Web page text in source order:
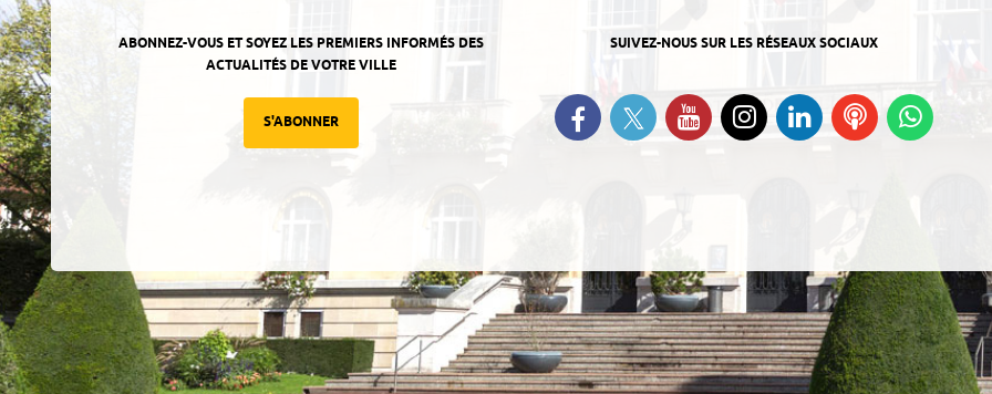
ABONNEZ-VOUS ET SOYEZ LES PREMIERS INFORMÉS DES
ACTUALITÉS DE VOTRE VILLE
S'ABONNER
SUIVEZ-NOUS SUR LES RÉSEAUX SOCIAUX
Retrouvez-nous sur Facebook
Suivez-nous sur Twitter
Suivez-nous sur YouTube
Suivez-nous sur
Instagram
Retrouvez-nous
sur Linkedin
Ecoutez
nos